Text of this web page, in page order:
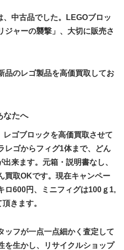
中古品でした。LEGOブロッ
ジャーの襲撃」、大切に販売さ
品のレゴ製品を高価買取してお
なたへ
レゴブロックを高価買取させて
レゴからフィグ1体まで、どん
来ます。元箱・説明書なし、
買取OKです。現在キャンペー
ロ600円、ミニフィグは100ｇ1,
きます。
ッフが一点一点細かく査定して
を生かし、リサイクルショップ